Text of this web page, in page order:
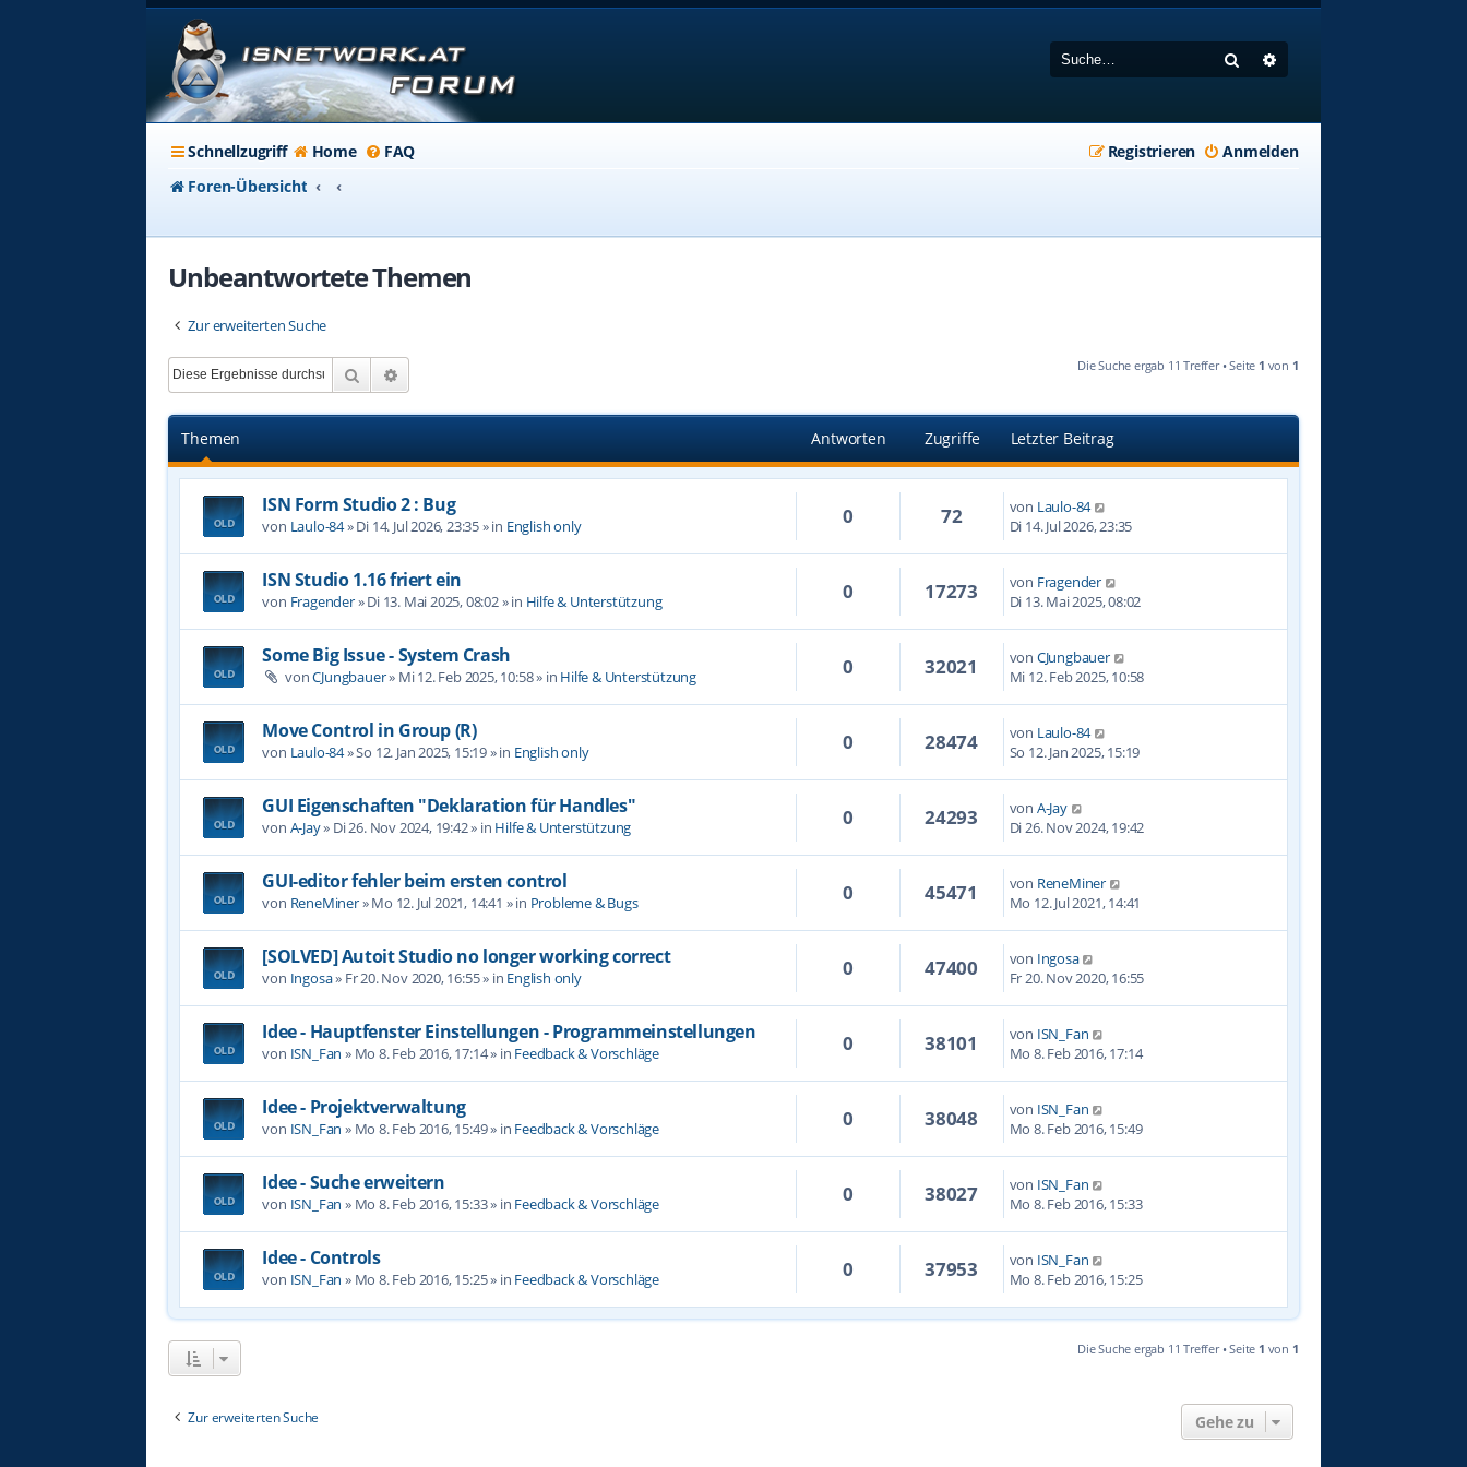
Suche
Schnellzugriff Home FAQ Anmelden
Registrieren
Foren-Übersicht
Unbeantwortete Themen
Zur erweiterten Suche
Suche Die Suche ergab 11 Treffer • Seite 1 von 1
Themen Antworten Zugriffe Letzter Beitrag
ISN Form Studio 2 : Bug
von Laulo-84»Di 14. Jul 2026, 23:35» in English only 0 72 von Laulo-84
Di 14. Jul 2026, 23:35
ISN Studio 1.16 friert ein
von Fragender»Di 13. Mai 2025, 08:02» in Hilfe & Unterstützung 0 17273 von Fragender
Di 13. Mai 2025, 08:02
Some Big Issue - System Crash
vonCJungbauer» Mi 12. Feb 2025, 10:58» in Hilfe & Unterstützung 0 32021 von CJungbauer
Mi 12. Feb 2025, 10:58
Move Control in Group (R)
von Laulo-84»So 12. Jan 2025, 15:19» in English only 0 28474 von Laulo-84
So 12. Jan 2025, 15:19
GUI Eigenschaften "Deklaration für Handles"
von A-Jay» Di 26. Nov 2024, 19:42» in Hilfe & Unterstützung 0 24293 von A-Jay
Di 26. Nov 2024, 19:42
GUI-editor fehler beim ersten control
von ReneMiner»Mo 12. Jul 2021, 14:41 » in Probleme & Bugs 0 45471 von ReneMiner
Mo 12. Jul 2021, 14:41
[SOLVED] Autoit Studio no longer working correct
von Ingosa» Fr 20. Nov 2020, 16:55» in English only 0 47400 von Ingosa
Fr 20. Nov 2020, 16:55
Idee - Hauptfenster Einstellungen - Programmeinstellungen
von ISN_Fan » Mo 8. Feb 2016, 17:14» in Feedback & Vorschläge 0 38101 von ISN_Fan
Mo 8. Feb 2016, 17:14
Idee - Projektverwaltung
von ISN_Fan » Mo 8. Feb 2016, 15:49» in Feedback & Vorschläge 0 38048 von ISN_Fan
Mo 8. Feb 2016, 15:49
Idee - Suche erweitern
von ISN_Fan » Mo 8. Feb 2016, 15:33» in Feedback & Vorschläge 0 38027 von ISN_Fan
Mo 8. Feb 2016, 15:33
Idee - Controls
von ISN_Fan » Mo 8. Feb 2016, 15:25» in Feedback & Vorschläge 0 37953 von ISN_Fan
Mo 8. Feb 2016, 15:25
Die Suche ergab 11 Treffer • Seite 1 von 1
Zur erweiterten Suche Gehe zu